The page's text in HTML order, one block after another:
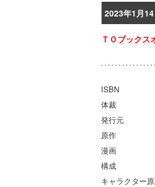
2023年1月
ＴＯブックス
ISBN ：
体裁 ：
発行元 ：
原作 ：
漫画 ：
構成 ：
キャラクター